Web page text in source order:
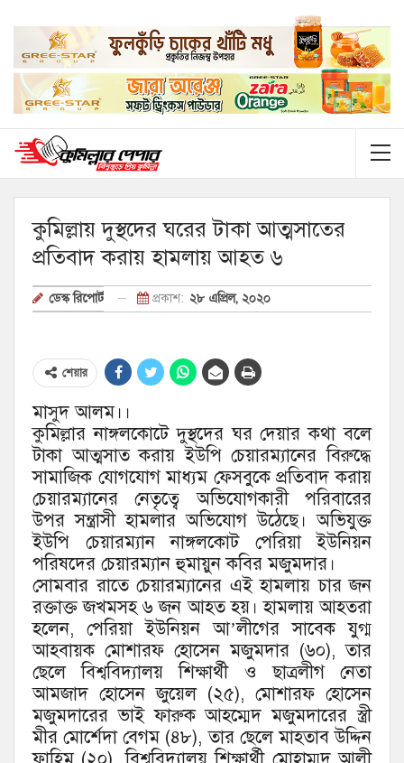
কুমিল্লায় দুস্থদের ঘরের টাকা আত্মসাতের
প্রতিবাদ করায় হামলায় আহত ৬
ডেস্ক রিপোর্ট প্রকাশ: ২৮ এপ্রিল, ২০২০
শেয়ার
মাসুদ আলম।।
কুমিল্লার নাঙ্গলকোটে দুস্থদের ঘর দেয়ার কথা বলে
টাকা আত্মসাত করায় ইউপি চেয়ারম্যানের বিরুদ্ধে
সামাজিক যোগযোগ মাধ্যম ফেসবুকে প্রতিবাদ করায়
চেয়ারম্যানের নেতৃত্বে অভিযোগকারী পরিবারের
উপর সন্ত্রাসী হামলার অভিযোগ উঠেছে। অভিযুক্ত
ইউপি চেয়ারম্যান নাঙ্গলকোট পেরিয়া ইউনিয়ন
পরিষদের চেয়ারম্যান হুমায়ুন কবির মজুমদার।
সোমবার রাতে চেয়ারম্যানের এই হামলায় চার জন
রক্তাক্ত জখমসহ ৬ জন আহত হয়। হামলায় আহতরা
হলেন, পেরিয়া ইউনিয়ন আ’লীগের সাবেক যুগ্ম
আহবায়ক মোশারফ হোসেন মজুমদার (৬০), তার
ছেলে বিশ্ববিদ্যালয় শিক্ষার্থী ও ছাত্রলীগ নেতা
আমজাদ হোসেন জুয়েল (২৫), মোশারফ হোসেন
মজুমদারের ভাই ফারুক আহম্মেদ মজুমদারের স্ত্রী
মীর মোর্শেদা বেগম (৪৮), তার ছেলে মাহতাব উদ্দিন